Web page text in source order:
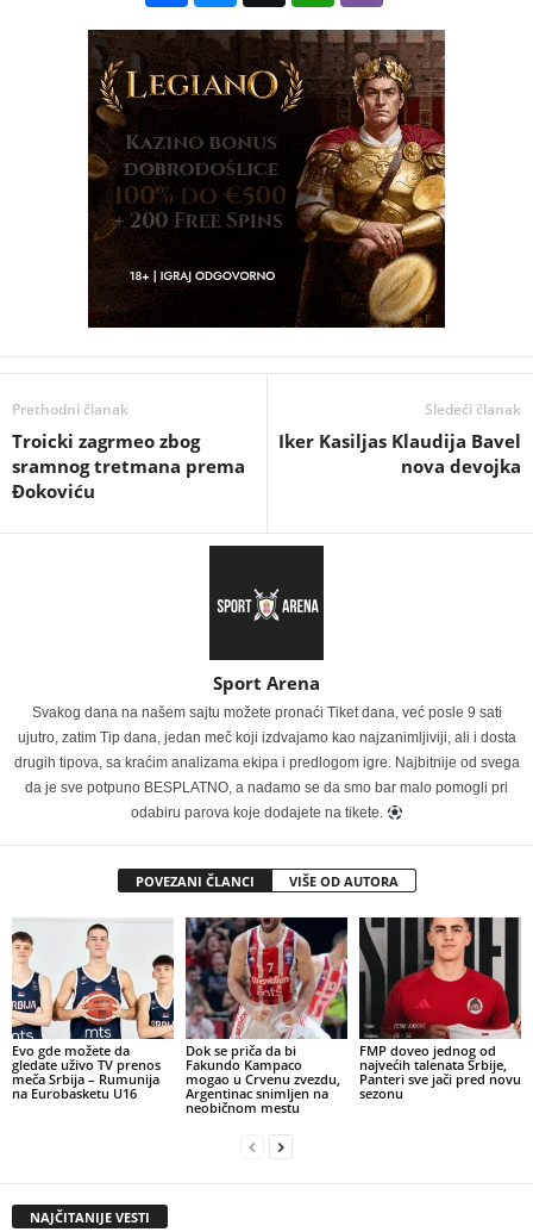
Prethodni članak
Troicki zagrmeo zbog
sramnog tretmana prema
Đokoviću
Sledeći članak
Iker Kasiljas Klaudija Bavel
nova devojka
Sport Arena
Svakog dana na našem sajtu možete pronaći Tiket dana, već posle 9 sati
ujutro, zatim Tip dana, jedan meč koji izdvajamo kao najzanimljiviji, ali i dosta
drugih tipova, sa kraćim analizama ekipa i predlogom igre. Najbitnije od svega
da je sve potpuno BESPLATNO, a nadamo se da smo bar malo pomogli pri
odabiru parova koje dodajete na tikete.
POVEZANI ČLANCI VIŠE OD AUTORA
Evo gde možete da
gledate uživo TV prenos
meča Srbija – Rumunija
na Eurobasketu U16
Dok se priča da bi
Fakundo Kampaco
mogao u Crvenu zvezdu,
Argentinac snimljen na
neobičnom mestu
FMP doveo jednog od
najvećih talenata Srbije,
Panteri sve jači pred novu
sezonu
NAJČITANIJE VESTI